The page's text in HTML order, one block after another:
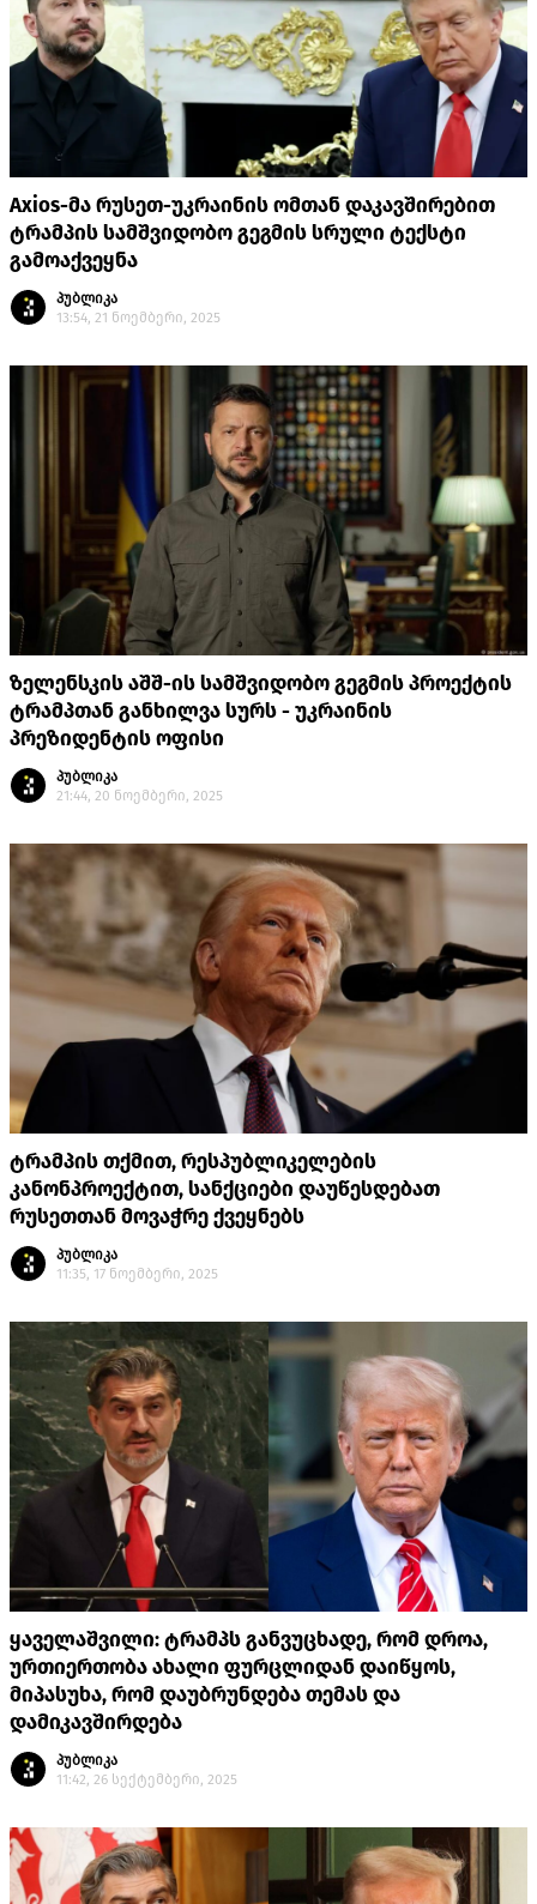
Axios-მა რუსეთ-უკრაინის ომთან დაკავშირებით
ტრამპის სამშვიდობო გეგმის სრული ტექსტი
გამოაქვეყნა
პუბლიკა
13:54, 21 ნოემბერი, 2025
ზელენსკის აშშ-ის სამშვიდობო გეგმის პროექტის
ტრამპთან განხილვა სურს - უკრაინის
პრეზიდენტის ოფისი
პუბლიკა
21:44, 20 ნოემბერი, 2025
ტრამპის თქმით, რესპუბლიკელების
კანონპროექტით, სანქციები დაუწესდებათ
რუსეთთან მოვაჭრე ქვეყნებს
პუბლიკა
11:35, 17 ნოემბერი, 2025
ყაველაშვილი: ტრამპს განვუცხადე, რომ დროა,
ურთიერთობა ახალი ფურცლიდან დაიწყოს,
მიპასუხა, რომ დაუბრუნდება თემას და
დამიკავშირდება
პუბლიკა
11:42, 26 სექტემბერი, 2025